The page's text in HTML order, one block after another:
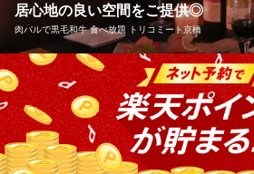
京橋 鮨 黒潮海閤
京橋 江戸前寿司
ＪＲ京橋駅 徒歩2分
大阪府大阪市都島区東野田町3-4-13 クレール京橋2F
居心地の良い空間をご提供◎
肉バルで黒毛和牛 食べ放題 トリコミート京橋
落ち着いた雰囲気の店内には、シンプル
過ごせるソファー席や、プライベートな
個室をご用意しています。女子会や合コ
て幅広く対応いたしますので、様々なシ